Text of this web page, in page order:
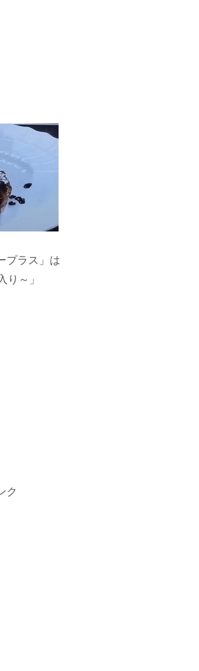
プラス」は
り～」
ク